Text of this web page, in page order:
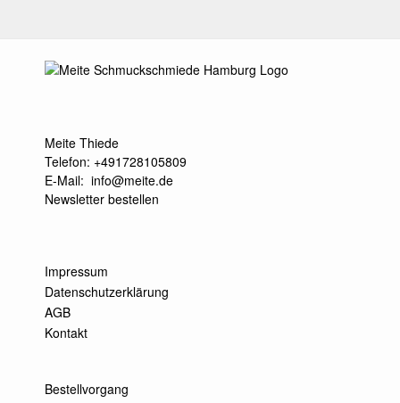
Meite Thiede
Telefon: +491728105809
E-Mail: info@meite.de
Newsletter bestellen
Impressum
Datenschutzerklärung
AGB
Kontakt
Bestellvorgang